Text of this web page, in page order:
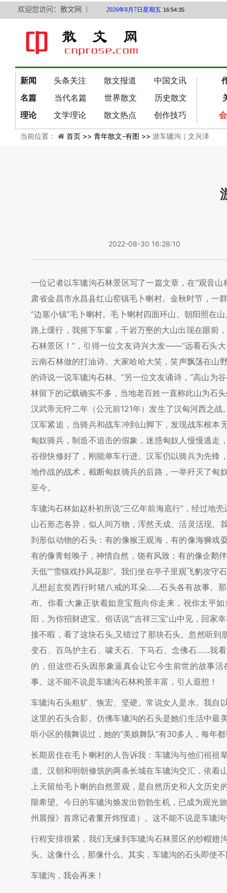
欢迎您访问：散文网 ｜
新闻 头条关注 散文报道 中国文讯
名篇
当代名篇 世界散文 历史散文
理论
文学理论 散文热点 创作技巧
2026年8月7日星期五 16:54:36
当前位置： 首页 >> 青年散文-有图 >> 游车辘沟｜文兴泽
2022-08-30 16:28:10
一位记者以车辘沟石林景区写了一篇文章，在“观音
肃省金昌市永昌县红山窑镇毛卜喇村。金秋时节，一
“边塞小镇”毛卜喇村。毛卜喇村四面环山。朝阳照在
路上缓行，我摇下车窗，千岩万壑的大山出现在眼前
石林景区！”，引得一位文友诗兴大发——“远看石头
云南石林做的打油诗。大家哈哈大笑，笑声飘荡在山
的诗说一说车辘沟石林。”另一位文友诵诗，“高山为
林留下的记载确实不多，当地老百姓一直称此山为石
汉武帝元狩二年（公元前121年）发生了汉匈河西之
汉军紧追，当骑兵和战车冲到山脚下，发现战车根本
匈奴骑兵，制造不追击的假象，迷惑匈奴人慢慢逃走
谷很快修好了，刚能单车行进。汉军仍以骑兵为先锋
地作战的战术，截断匈奴骑兵的后路，一举歼灭了匈
至今。
车辘沟石林如赵朴初所说“三亿年前海底行”，经过地
山石形态各异，似人间万物，浑然天成、活灵活现。
到形似动物的石头：有的像猴王观海，有的像海狮戏
有的像青蛙唤子，神情自然，饶有风致；有的像企鹅
天低”“雪猫戏扑风花影”。我们坐在亭子里观飞豹攻
儿想起玄奘西行时猪八戒的耳朵……石头各有故事。
布。你看:大象正驮着如意宝瓶向你走来，祝你太平
阳，为你招财进宝。俗话说“‘吉祥三宝’山中见，回
接不暇，看了这块石头,又错过了那块石头。忽然听
变石、百鸟护主石、啸天石、下马石、念佛石……我
的，但这些石头因形象逼真会让它今生前世的故事
事。这不能不说是车辘沟石林构景丰富，引人遐想！
车辘沟石头粗犷、恢宏、坚硬。常说女人是水。我自
这里的石头合影。仿佛车辘沟的石头是她们生活中最
听小区的领舞说过，她的“美娘舞队”有30多人，每年
长期居住在毛卜喇村的人告诉我：车辘沟与他们祖祖
道。汉朝和明朝修筑的两条长城在车辘沟交汇，依着
上天留给毛卜喇的自然景观，是自然历史和人文历史
限希望。今日的车辘沟焕发出勃勃生机，已成为观光
州晨报》首席记者董开炜报道）。这不能不说是车辘
行程安排很紧，我们无缘到车辘沟石林景区的纱帽翅
头。这像什么，那像什么。其实，车辘沟的石头即使
车辘沟，我会再来！